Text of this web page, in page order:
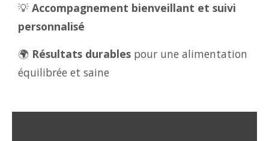
💡 Accompagnement bienveillant et suivi
personnalisé
🌍 Résultats durables pour une alimentation
équilibrée et saine